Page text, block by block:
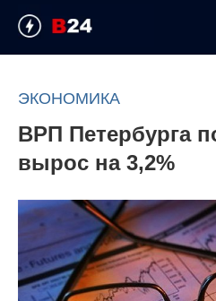
ЭКОНОМИКА
ВРП Петербурга
вырос на 3,2%